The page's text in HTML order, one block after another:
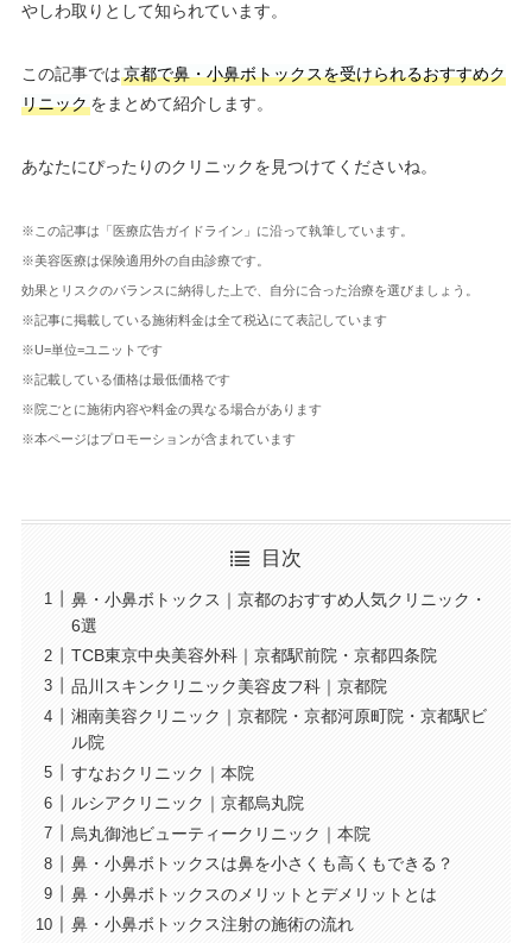
やしわ取りとして知られています。
この記事では京都で鼻・小鼻ボトックスを受けられるおすすめク
リニックをまとめて紹介します。
あなたにぴったりのクリニックを見つけてくださいね。
※この記事は「医療広告ガイドライン」に沿って執筆しています。
※美容医療は保険適用外の自由診療です。
効果とリスクのバランスに納得した上で、自分に合った治療を選びましょう。
※記事に掲載している施術料金は全て税込にて表記しています
※U=単位=ユニットです
※記載している価格は最低価格です
※院ごとに施術内容や料金の異なる場合があります
※本ページはプロモーションが含まれています
目次
鼻・小鼻ボトックス｜京都のおすすめ人気クリニック・
6選
TCB東京中央美容外科｜京都駅前院・京都四条院
品川スキンクリニック美容皮フ科｜京都院
湘南美容クリニック｜京都院・京都河原町院・京都駅ビ
ル院
すなおクリニック｜本院
ルシアクリニック｜京都烏丸院
烏丸御池ビューティークリニック｜本院
鼻・小鼻ボトックスは鼻を小さくも高くもできる？
鼻・小鼻ボトックスのメリットとデメリットとは
鼻・小鼻ボトックス注射の施術の流れ